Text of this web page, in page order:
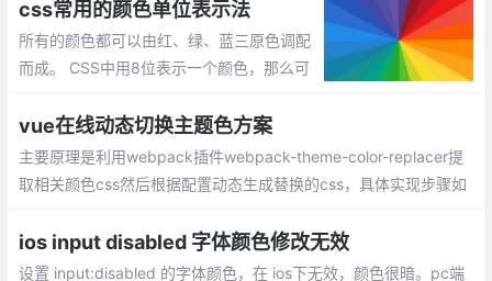
css常用的颜色单位表示法
所有的颜色都可以由红、绿、蓝三原色调配
而成。 CSS中用8位表示一个颜色，那么可
6*256*256种颜色。CSS纵有多种颜色表
示： 十六进制表示法、rgb表示法、hsl色相
表示法、hsla色相表示法
vue在线动态切换主题色方案
主要原理是利用webpack插件webpack-theme-color-replacer提
取相关颜色css然后根据配置动态生成替换的css，具体实现步骤如
ios input disabled 字体颜色修改无效
设置 input:disabled 的字体颜色，在 ios下无效，颜色很暗。pc端